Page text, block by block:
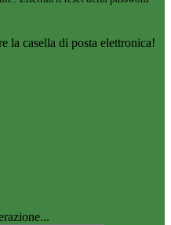
la casella di posta elettronica!